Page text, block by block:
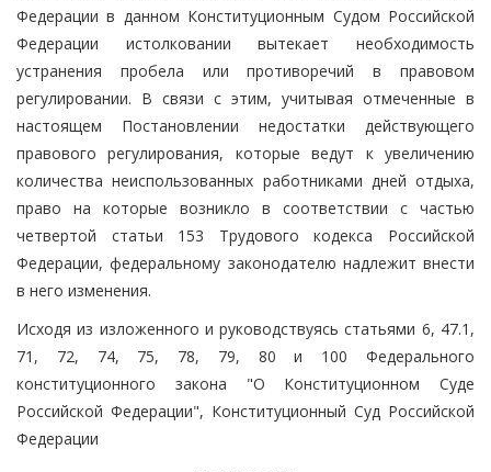
Федерации в данном Конституционным Судом Российской
Федерации истолковании вытекает необходимость
устранения пробела или противоречий в правовом
регулировании. В связи с этим, учитывая отмеченные в
настоящем Постановлении недостатки действующего
правового регулирования, которые ведут к увеличению
количества неиспользованных работниками дней отдыха,
право на которые возникло в соответствии с частью
четвертой статьи 153 Трудового кодекса Российской
Федерации, федеральному законодателю надлежит внести
в него изменения.
Исходя из изложенного и руководствуясь статьями 6, 47.1,
71, 72, 74, 75, 78, 79, 80 и 100 Федерального
конституционного закона "О Конституционном Суде
Российской Федерации", Конституционный Суд Российской
Федерации